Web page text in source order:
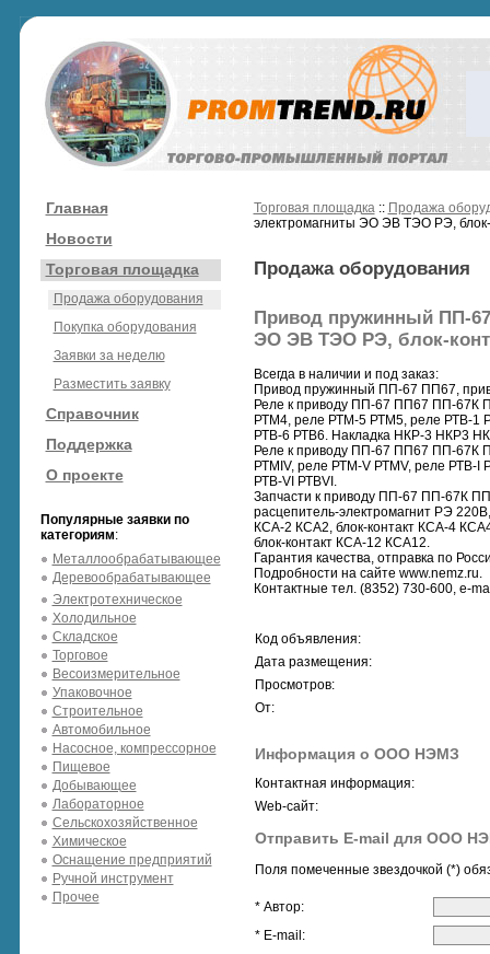
Главная
Новости
Торговая площадка
Продажа оборудования
Покупка оборудования
Заявки за неделю
Разместить заявку
Справочник
Поддержка
О проекте
Популярные заявки по
категориям:
Металлообрабатывающее
Деревообрабатывающее
Электротехническое
Холодильное
Складское
Торговое
Весоизмерительное
Упаковочное
Строительное
Автомобильное
Насосное, компрессорное
Пищевое
Добывающее
Лабораторное
Сельскохозяйственное
Химическое
Оснащение предприятий
Ручной инструмент
Прочее
Торговая площадка:: Продажа
электромагниты ЭО ЭВ ТЭО РЭ,
Продажа оборудования
Привод пружинный ПП-
ЭО ЭВ ТЭО РЭ, блок-
Всегда в наличии и под заказ:
Привод пружинный ПП-67 ПП67,
Реле к приводу ПП-67 ПП67 ПП-
РТМ4, реле РТМ-5 РТМ5, реле РТВ-1
РТВ-6 РТВ6. Накладка НКР-3 НКР3
Реле к приводу ПП-67 ПП67 ПП-67К
РТМIV, реле РТМ-V РТМV, реле РТВ-I
РТВ-VI РТВVI.
Запчасти к приводу ПП-67 ПП-67К
расцепитель-электромагнит РЭ
КСА-2 КСА2, блок-контакт КСА-4
блок-контакт КСА-12 КСА12.
Гарантия качества, отправка по
Подробности на сайте www.nemz.ru.
Контактные тел. (8352) 730-600, e-
Код объявления:
Дата размещения:
Просмотров:
От:
Информация о ООО НЭМЗ
Контактная информация:
Web-сайт:
Отправить E-mail для ООО
Поля помеченные звездочкой (*)
* Автор:
* E-mail: